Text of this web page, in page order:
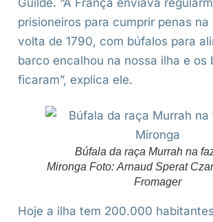
Guilde. “A França enviava
prisioneiros para cumprir penas na
volta de 1790, com búfalos para
barco encalhou na nossa ilha e os
ficaram”, explica ele.
Búfala da raça Murrah na
Mironga Foto: Arnaud Sperat
Fromager
Hoje a ilha tem 200.000